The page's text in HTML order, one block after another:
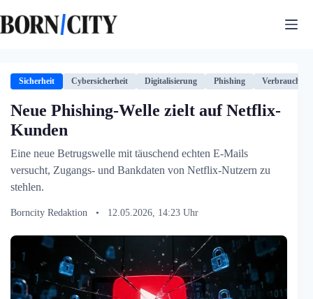
Inhalt
springen
Sicherheit Cybersicherheit Digitalisierung Phishing
Neue Phishing-Welle zielt auf Netflix-
Kunden
Eine neue Betrugswelle mit täuschend echten E-Mails
versucht, Zugangs- und Bankdaten von Netflix-Nutzern zu
stehlen.
Borncity Redaktion • 12.05.2026, 14:23 Uhr